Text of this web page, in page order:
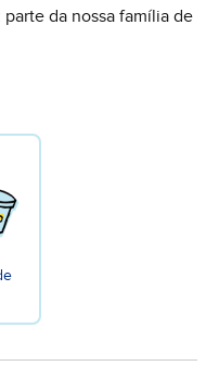
da nossa família de